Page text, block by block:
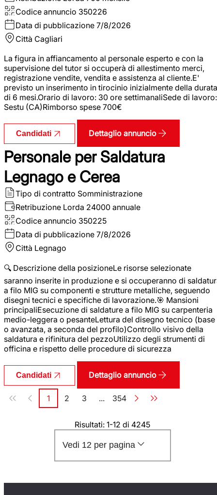
Codice annuncio 350226
Data di pubblicazione 7/8/2026
Città Cagliari
La figura in affiancamento al personale esperto e con la
supervisione del tutor si occuperà di allestimento merci,
registrazione vendite, vendita e assistenza al cliente.E'
previsto un inserimento in tirocinio inizialmente della durata
di 6 mesi.Orario di lavoro: 30 ore settimanaliSede di lavoro:
Sestu (CA)Rimborso spese 700€
Candidati Dettaglio annuncio
Personale per Saldatura
Legnago e Cerea
Tipo di contratto Somministrazione
Retribuzione Lorda 24000 annuale
Codice annuncio 350225
Data di pubblicazione 7/8/2026
Città Legnago
🔍 Descrizione della posizioneLe risorse selezionate
saranno inserite in produzione e si occuperanno di
a filo MIG su componenti e strutture metalliche, seguendo
disegni tecnici e specifiche di lavorazione.🎯 Mansioni
principaliEsecuzione di saldature a filo MIG su carpenteria
medio-leggera o pesanteLettura del disegno tecnico (base
o avanzata, a seconda del profilo)Controllo visivo della
saldatura e rifinitura del pezzoUtilizzo degli strumenti di
officina e rispetto delle procedure di sicurezza
Candidati Dettaglio annuncio
Paginazione
Pagina
1 Pagina
2 Pagina
3 ... Pagina
354
Risultati: 1-12 di 4245
Vedi 12 per pagina